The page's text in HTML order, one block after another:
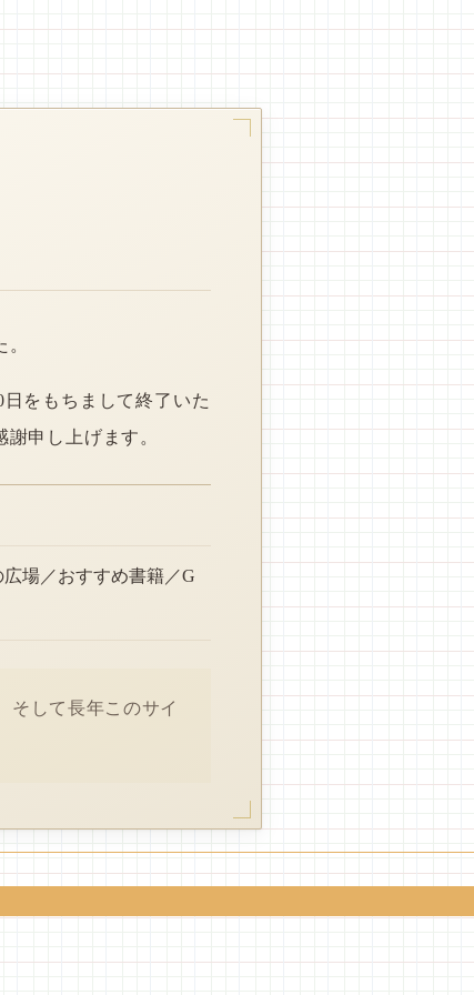
をもちまして終了いた
申し上げます。
場／おすすめ書籍／G
そして長年このサイ